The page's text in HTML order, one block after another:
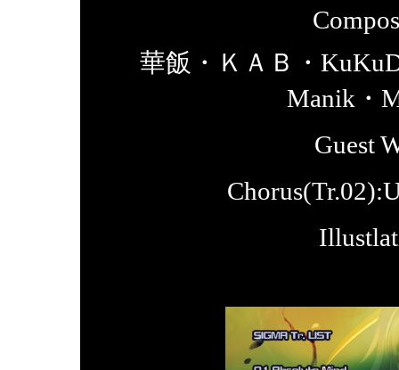
華飯・ＫＡＢ・
Manik・
Guest